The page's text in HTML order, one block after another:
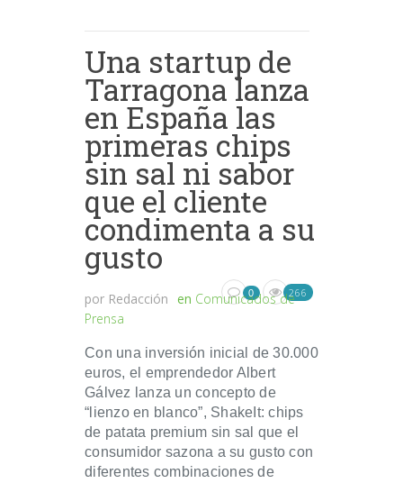
Una startup de
Tarragona lanza
en España las
primeras chips
sin sal ni sabor
que el cliente
condimenta a su
gusto
por Redacción en Comunicados de
Prensa
0 266
Con una inversión inicial de 30.000
euros, el emprendedor Albert
Gálvez lanza un concepto de
“lienzo en blanco”, ShakeIt: chips
de patata premium sin sal que el
consumidor sazona a su gusto con
diferentes combinaciones de